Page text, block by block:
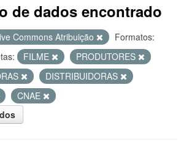
de dados encontrado
Commons Atribuição
Formatos:
FILME
PRODUTORES
DISTRIBUIDORAS
CNAE